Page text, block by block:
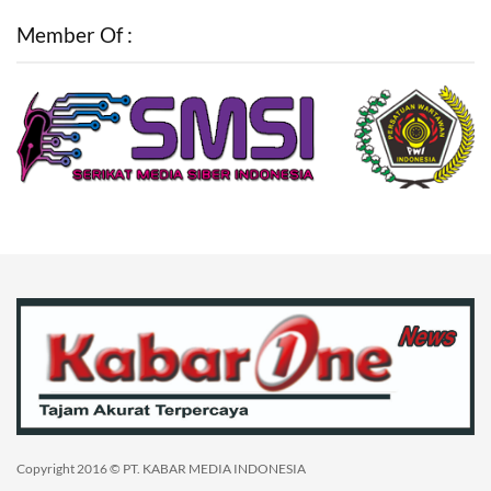
Member Of :
Copyright 2016 © PT. KABAR MEDIA INDONESIA